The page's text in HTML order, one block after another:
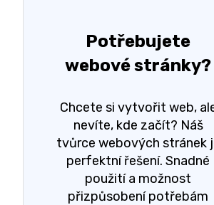
Potřebujete
webové stránky?
Chcete si vytvořit web,
nevíte, kde začít? Náš
tvůrce webových stránek
perfektní řešení. Snadné
použití a možnost
přizpůsobení potřebám